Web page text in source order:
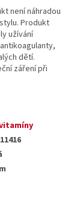
není náhradou
Produkt
užívání
dětí.
záření při